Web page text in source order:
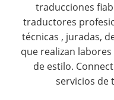
traducciones
traductores
técnicas , juradas,
que realizan
de estilo.
servicios de